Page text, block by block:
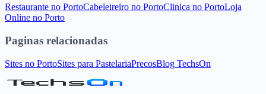
Restaurante no PortoCabeleireiro no PortoClinica no PortoLoja
Online no Porto
Paginas relacionadas
Sites no PortoSites para PastelariaPrecosBlog TechsOn